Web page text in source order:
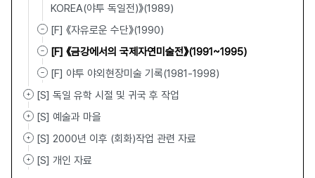
KOREA(야투 독일전)》(1989)
[F] 《자유로운 수단》(1990)
[F] 《금강에서의 국제자연미술전》(1991~1995)
[F] 야투 야외현장미술 기록(1981-1998)
[S] 독일 유학 시절 및 귀국 후 작업
[S] 예술과 마을
[S] 2000년 이후 (회화)작업 관련 자료
[S] 개인 자료